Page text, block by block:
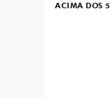
ACIMA DOS